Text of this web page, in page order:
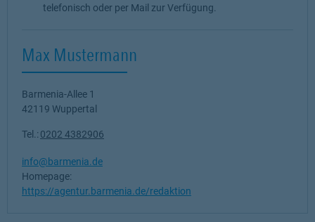
telefonisch oder per Mail zur Verfügung.
Max Mustermann
Barmenia-Allee 1
42119 Wuppertal
Tel.: 0202 4382906
info@barmenia.de
Homepage:
https://agentur.barmenia.de/redaktion